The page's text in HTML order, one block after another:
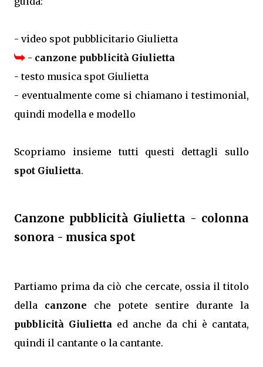
- video spot pubblicitario Giulietta
- canzone pubblicità Giulietta
- testo musica spot Giulietta
- eventualmente come si chiamano i testimonial,
quindi modella e modello
Scopriamo insieme tutti questi dettagli sullo
spot Giulietta.
Canzone pubblicità Giulietta - colonna
sonora - musica spot
Partiamo prima da ciò che cercate, ossia il titolo
della canzone che potete sentire durante la
pubblicità Giulietta ed anche da chi è cantata,
quindi il cantante o la cantante.